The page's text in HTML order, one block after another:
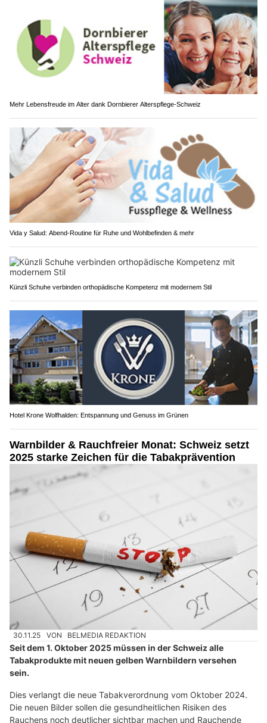
Mehr Lebensfreude im Alter dank Dornbierer Alterspflege-Schweiz
Vida y Salud: Abend-Routine für Ruhe und Wohlbefinden & mehr
Künzli Schuhe verbinden orthopädische Kompetenz mit modernem Stil
Hotel Krone Wolfhalden: Entspannung und Genuss im Grünen
Warnbilder & Rauchfreier Monat: Schweiz setzt
2025 starke Zeichen für die Tabakprävention
30.11.25 VON BELMEDIA REDAKTION
Seit dem 1. Oktober 2025 müssen in der Schweiz alle
Tabakprodukte mit neuen gelben Warnbildern versehen
sein.
Dies verlangt die neue Tabakverordnung vom Oktober 2024.
Die neuen Bilder sollen die gesundheitlichen Risiken des
Rauchens noch deutlicher sichtbar machen und Rauchende